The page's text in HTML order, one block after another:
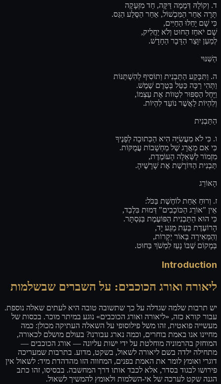
ד. וְקוֹלָהּ דְּמָמָה דַּקָּה, חַד מִזְּעָקָה
תָּרָה אַחַר הַמִּכְשׁוֹל, אַחַר הַסֶּלַע הַגַּס.
כִּי שָׁם יָחֵלּוּ הַחַיִּים,
שָׁם יֹאחַז הַחוּט וְלֹא יַחֲלִיק,
לְמַעַן יִוָּצֵר הַדָּבָר הַחָדָשׁ.
הַשִּׁנּוּי
ה. וַתִּבָּקַע הַתַּבְנִית וְתוֹסִיף לְהִשְׁתַּנּוֹת
וַתְּהִי רַכָּה כַּטַּל בְּטֶרֶם שֶׁמֶשׁ.
וַיָּחֶל הַסִּפּוּר לִטְווֹת אֶת עַצְמוֹ,
וְלִהְיוֹת לַאֲשֶׁר נוֹעַד לִהְיוֹת.
הַתַּבְנִית
ו. כִּי לֹא מַעֲשִׂיָּה הִיא הַכְּתוּבָה לְפָנֶיךָ
כִּי אִם מַאֲרָג שֶׁל מַחְשָׁבוֹת עֲמֻקּוֹת.
מִזְמוֹר לַשְּׁאֵלָה הָעוֹמֶדֶת,
תַּבְנִית הַדּוֹרֶשֶׁת אֶת שָׁרָשֶׁיהָ.
הָאוֹרֵג
ז. וְרוּחַ אַחַת לוֹחֶשֶׁת בַּכֹּל:
אֵין "אוֹרֵג הַכּוֹכָבִים" דְּמוּת בִּלְבַד,
כִּי הוּא הַתַּבְנִית הַפּוֹעֶמֶת בַּנִּסְתָּר.
הָרוֹעֶדֶת בְּעֵת מַגַּע יָד,
וְהַמְּאִירָה בְּאוֹר יְקָרוֹת,
בְּמָקוֹם שֶׁבּוֹ נָעֵז לִמְשֹׁךְ בַּחוּט.
Introduction
ליאורה ואורג הכוכבים: על השברים שבשלמות
יש תרבות שלמה שגדלה על כך שתשובה טובה היא לעתים שאלה נוספת.
עבור קורא כזה, «ליאורה ואורג הכוכבים» נוגע במיתר מוכר. בכסות של
מעשייה פואטית, זהו משל פילוסופי על השאלה העתיקה מכולן: כמה
מחיינו אנו באמת בוחרים, וכמה נארג עבורנו? בעולם מושלם לכאורה,
המוחזק בהרמוניה מוחלטת על ידי ישות עליונה — אורג הכוכבים —
מתחילה ילדה בשם ליאורה לשאול, בשקט, מדוע. בתרבות שמעריכה
דוגרי ואומץ לומר את האמת בפנים, המחווה הזו מהדהדת מיד: לשאול אין
פירושו לבגוד בסדר, אלא לכבד אותו דרך המחשבה. בבסיסו, זהו כתב
הגנה שקט לערכה של אי-השלמות ולאומץ להמשיך לשאול.